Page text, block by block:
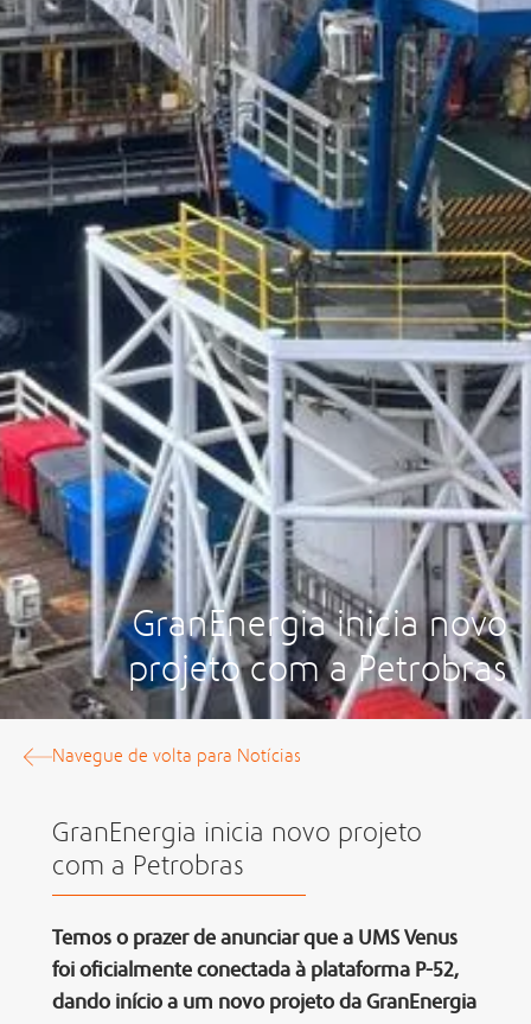
GranEnergia inicia novo
projeto com a Petrobras
Navegue de volta para Notícias
GranEnergia inicia novo projeto
com a Petrobras
Temos o prazer de anunciar que a UMS Venus
foi oficialmente conectada à plataforma P-52,
dando início a um novo projeto da GranEnergia